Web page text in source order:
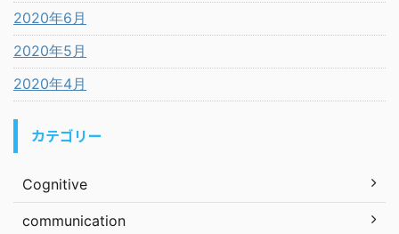
2020年6月
2020年5月
2020年4月
カテゴリー
Cognitive
communication